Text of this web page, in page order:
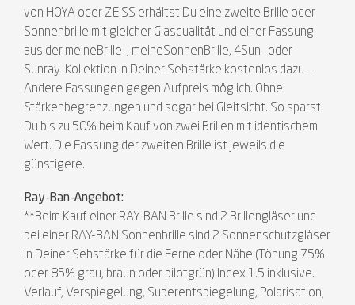
von HOYA oder ZEISS erhältst Du eine zweite Brille oder
Sonnenbrille mit gleicher Glasqualität und einer Fassung
aus der meineBrille-, meineSonnenBrille, 4Sun- oder
Sunray-Kollektion in Deiner Sehstärke kostenlos dazu –
Andere Fassungen gegen Aufpreis möglich. Ohne
Stärkenbegrenzungen und sogar bei Gleitsicht. So sparst
Du bis zu 50% beim Kauf von zwei Brillen mit identischem
Wert. Die Fassung der zweiten Brille ist jeweils die
günstigere.
Ray-Ban-Angebot:
**Beim Kauf einer RAY-BAN Brille sind 2 Brillengläser und
bei einer RAY-BAN Sonnenbrille sind 2 Sonnenschutzgläser
in Deiner Sehstärke für die Ferne oder Nähe (Tönung 75%
oder 85% grau, braun oder pilotgrün) Index 1.5 inklusive.
Verlauf, Verspiegelung, Superentspiegelung, Polarisation,